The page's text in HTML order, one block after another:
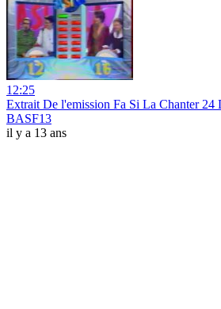
12:25
Extrait De l'emission Fa Si La Chanter 24
BASF13
il y a 13 ans